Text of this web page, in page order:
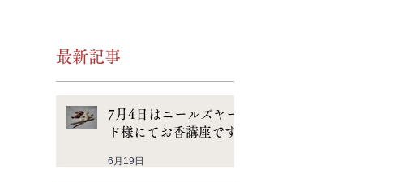
最新記事
7月4日はニールズヤー
ド様にてお香講座です
6月19日